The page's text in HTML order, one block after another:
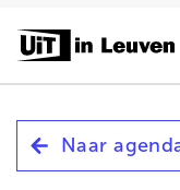
en
gaanNaar